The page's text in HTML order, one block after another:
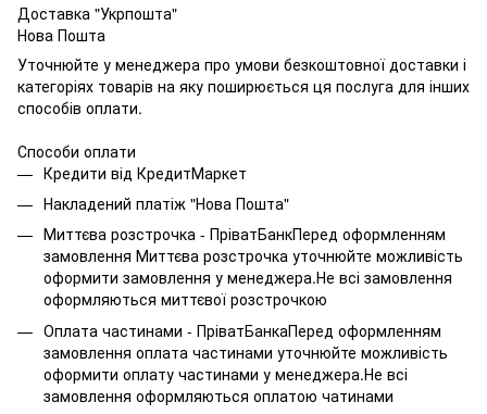
Доставка "Укрпошта"
Нова Пошта
Уточнюйте у менеджера про умови безкоштовної доставки і
категоріях товарів на яку поширюється ця послуга для інших
способів оплати.
Способи оплати
Кредити від КредитМаркет
Накладений платіж "Нова Пошта"
Миттєва розстрочка - ПріватБанкПеред оформленням
замовлення Миттєва розстрочка уточнюйте можливість
оформити замовлення у менеджера.Не всі замовлення
оформляються миттєвої розстрочкою
Оплата частинами - ПріватБанкаПеред оформленням
замовлення оплата частинами уточнюйте можливість
оформити оплату частинами у менеджера.Не всі
замовлення оформляються оплатою чатинами